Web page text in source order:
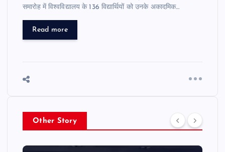
समारोह में विश्वविद्यालय के 136 विद्यार्थियों को उनके अकादमिक…
Read more
Other Story